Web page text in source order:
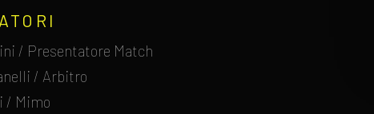
/ Presentatore Match
/ Arbitro
/ Mimo